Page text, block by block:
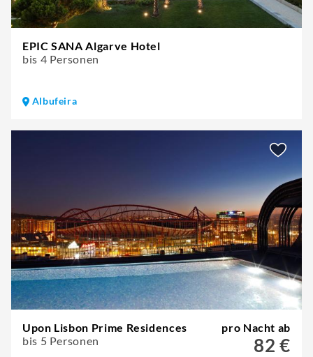
EPIC SANA Algarve Hotel
bis 4 Personen
Albufeira
Upon Lisbon Prime Residences
bis 5 Personen
pro Nacht ab
82 €